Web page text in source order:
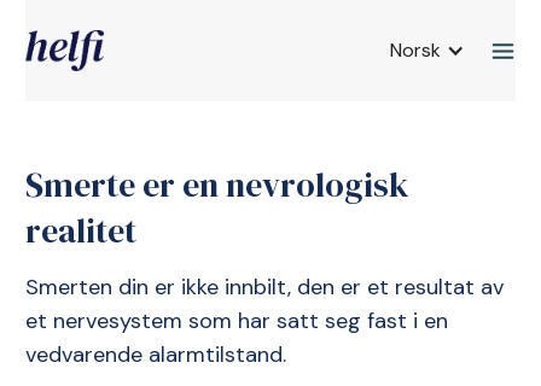
Norsk
Smerte er en nevrologisk
realitet
Smerten din er ikke innbilt, den er et resultat av
et nervesystem som har satt seg fast i en
vedvarende alarmtilstand.